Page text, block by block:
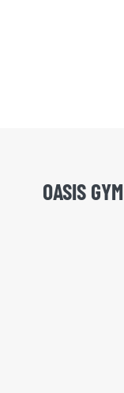
OASIS GYM